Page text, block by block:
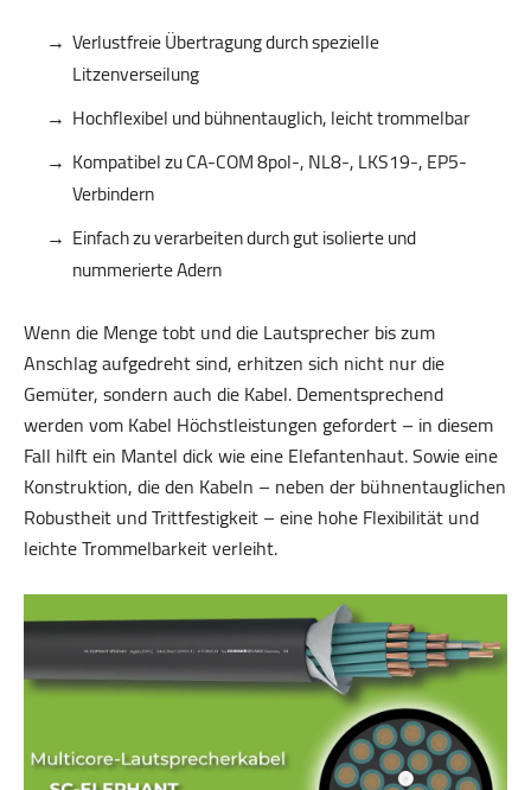
Verlustfreie Übertragung durch spezielle
Litzenverseilung
Hochflexibel und bühnentauglich, leicht trommelbar
Kompatibel zu CA-COM 8pol-, NL8-, LKS19-, EP5-
Verbindern
Einfach zu verarbeiten durch gut isolierte und
nummerierte Adern
Wenn die Menge tobt und die Lautsprecher bis zum
Anschlag aufgedreht sind, erhitzen sich nicht nur die
Gemüter, sondern auch die Kabel. Dementsprechend
werden vom Kabel Höchstleistungen gefordert – in diesem
Fall hilft ein Mantel dick wie eine Elefantenhaut. Sowie eine
Konstruktion, die den Kabeln – neben der bühnentauglichen
Robustheit und Trittfestigkeit – eine hohe Flexibilität und
leichte Trommelbarkeit verleiht.